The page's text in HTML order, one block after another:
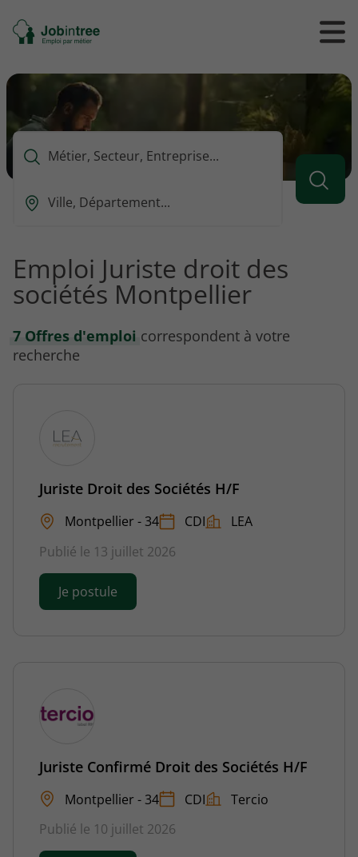
Se
rendre
l'accueil
Ouvrir
/
le
Que
vous
rechercher
Ou
vous
voulez
rechercher
Emploi Juriste droit des
sociétés Montpellier
7 Offres d'emploi correspondent à votre
recherche
Juriste Droit des Sociétés H/F
Montpellier - 34 CDI
LEA
Publié le 13 juillet 2026
Je postule
Juriste Confirmé Droit des Sociétés H/F
Montpellier - 34 CDI
Tercio
Publié le 10 juillet 2026